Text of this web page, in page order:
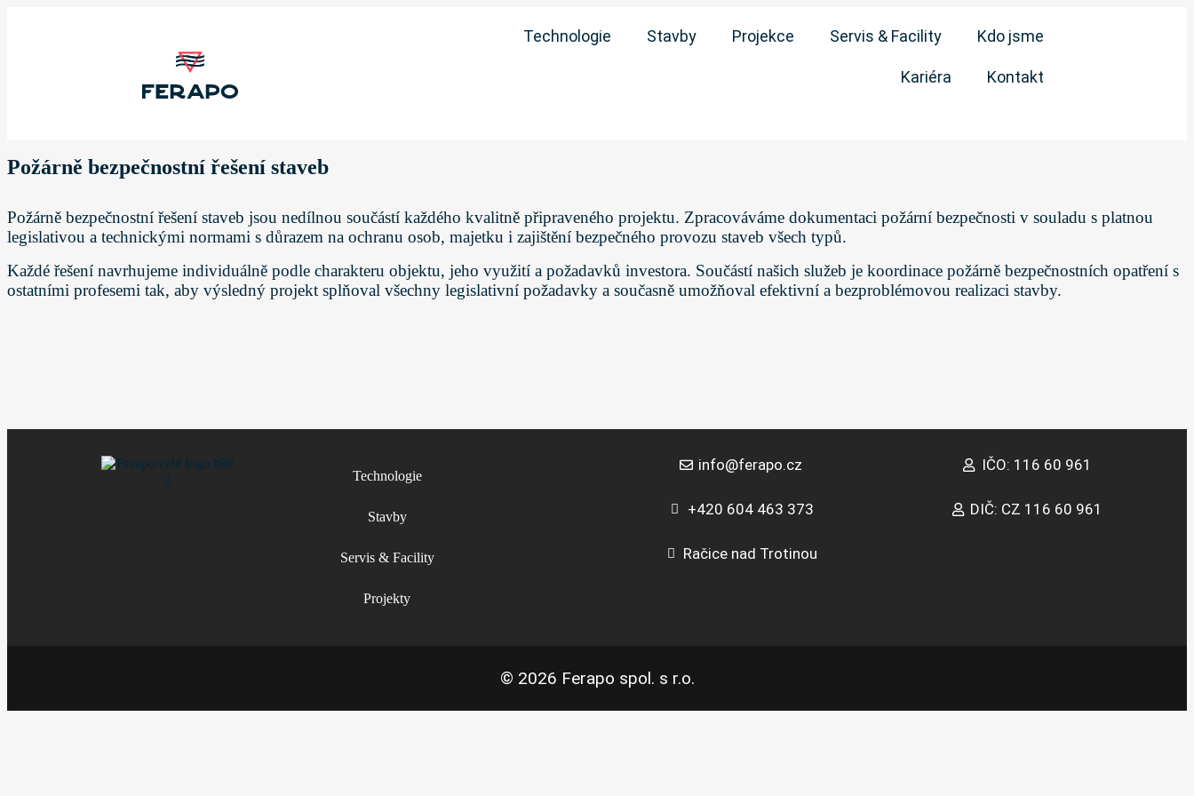
Technologie Stavby Projekce Servis & Facility Kdo jsme
Kariéra Kontakt
Požárně bezpečnostní řešení staveb
Požárně bezpečnostní řešení staveb jsou nedílnou součástí každého kvalitně připraveného projektu. Zpracováváme dokumentaci požární bezpečnosti v souladu s platnou
legislativou a technickými normami s důrazem na ochranu osob, majetku i zajištění bezpečného provozu staveb všech typů.
Každé řešení navrhujeme individuálně podle charakteru objektu, jeho využití a požadavků investora. Součástí našich služeb je koordinace požárně bezpečnostních opatření s
ostatními profesemi tak, aby výsledný projekt splňoval všechny legislativní požadavky a současně umožňoval efektivní a bezproblémovou realizaci stavby.
Technologie
Stavby
Servis & Facility
Projekty
info@ferapo.cz
+420 604 463 373
Račice nad Trotinou
IČO: 116 60 961
DIČ: CZ 116 60 961
© 2026 Ferapo spol. s r.o.